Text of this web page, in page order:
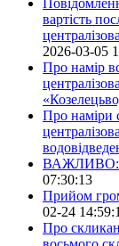
вартість
2026-03-05
Про намір
Про наміри
ВАЖЛИВО:
07:30:13
Прийом
02-24
Про